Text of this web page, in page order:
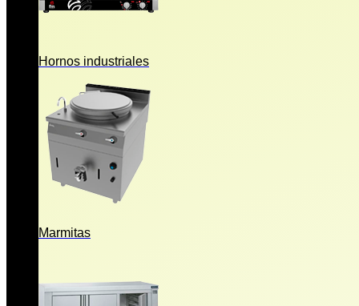
Hornos industriales
Marmitas